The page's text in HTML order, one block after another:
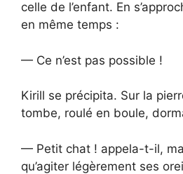
celle de l’enfant. En
en même temps :
— Ce n’est pas possible !
Kirill se précipita. Sur la
tombe, roulé en boule,
— Petit chat ! appela-t-il,
qu’agiter légèrement ses